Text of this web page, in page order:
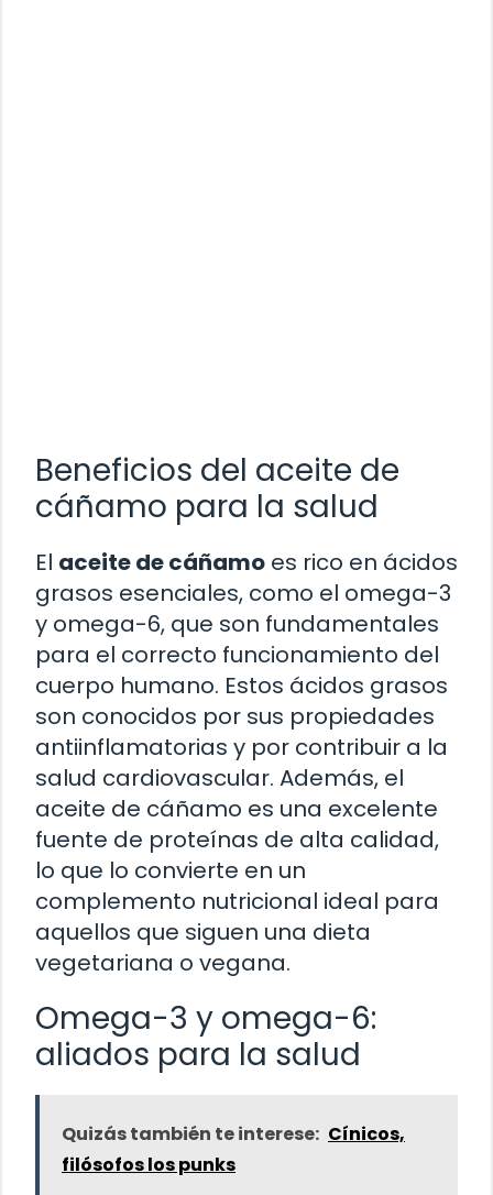
Beneficios del aceite de
cáñamo para la salud
El aceite de cáñamo es rico en ácidos
grasos esenciales, como el omega-3
y omega-6, que son fundamentales
para el correcto funcionamiento del
cuerpo humano. Estos ácidos grasos
son conocidos por sus propiedades
antiinflamatorias y por contribuir a la
salud cardiovascular. Además, el
aceite de cáñamo es una excelente
fuente de proteínas de alta calidad,
lo que lo convierte en un
complemento nutricional ideal para
aquellos que siguen una dieta
vegetariana o vegana.
Omega-3 y omega-6:
aliados para la salud
Quizás también te interese: Cínicos,
filósofos los punks